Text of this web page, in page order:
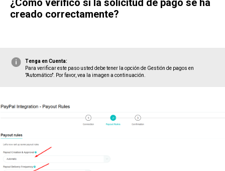
¿Cómo verifico si la solicitud de pago se ha
creado correctamente?
Tenga en Cuenta:
Para verificar este paso usted debe tener la opción de Gestión de pagos en
"Automático". Por favor, vea la imagen a continuación.